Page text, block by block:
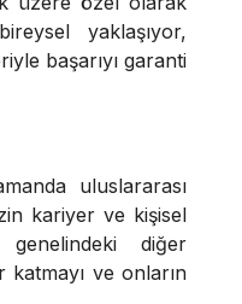
yaklaşıyor,
başarıyı garanti
uluslararası
kariyer ve kişisel
diğer
katmayı ve onların